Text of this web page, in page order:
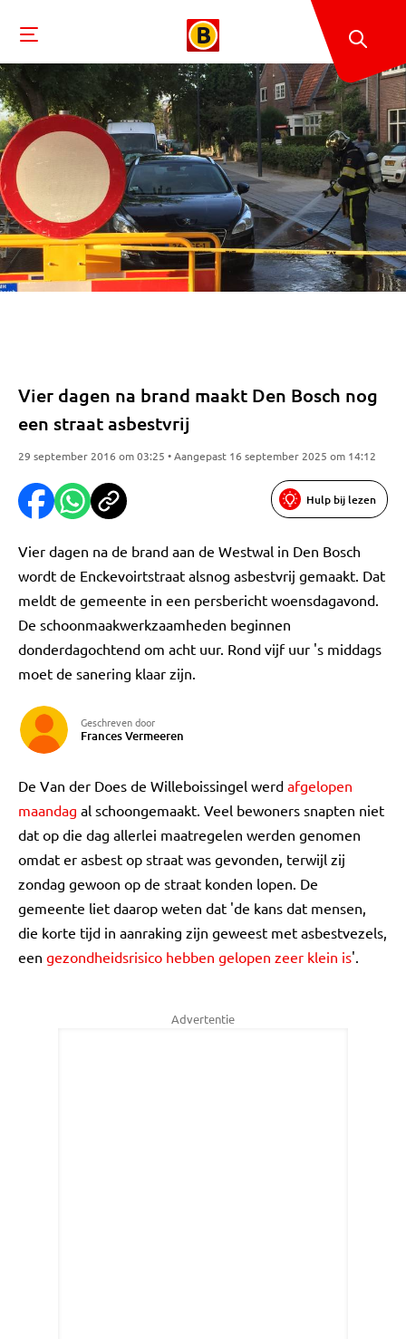
Vier dagen na brand maakt Den Bosch nog
een straat asbestvrij
29 september 2016 om 03:25 • Aangepast 16 september 2025 om 14:12
Hulp bij lezen
Vier dagen na de brand aan de Westwal in Den Bosch
wordt de Enckevoirtstraat alsnog asbestvrij gemaakt. Dat
meldt de gemeente in een persbericht woensdagavond.
De schoonmaakwerkzaamheden beginnen
donderdagochtend om acht uur. Rond vijf uur 's middags
moet de sanering klaar zijn.
Geschreven door
Frances Vermeeren
De Van der Does de Willeboissingel werd afgelopen
maandag al schoongemaakt. Veel bewoners snapten niet
dat op die dag allerlei maatregelen werden genomen
omdat er asbest op straat was gevonden, terwijl zij
zondag gewoon op de straat konden lopen. De
gemeente liet daarop weten dat 'de kans dat mensen,
die korte tijd in aanraking zijn geweest met asbestvezels,
een gezondheidsrisico hebben gelopen zeer klein is'.
Advertentie